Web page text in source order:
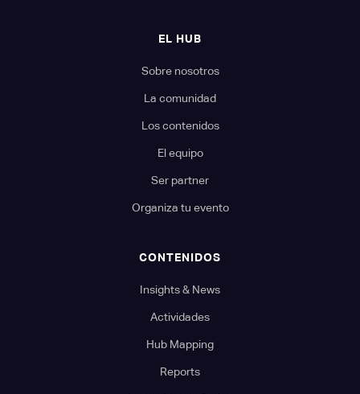
EL HUB
Sobre nosotros
La comunidad
Los contenidos
El equipo
Ser partner
Organiza tu evento
CONTENIDOS
Insights & News
Actividades
Hub Mapping
Reports